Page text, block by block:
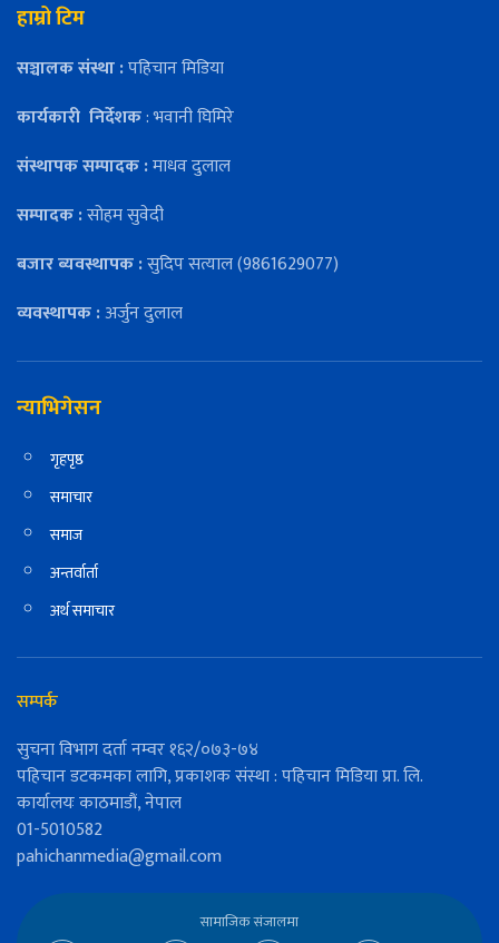
हाम्रो टिम
सञ्चालक संस्था :पहिचान मिडिया
कार्यकारी निर्देशक: भवानी घिमिरे
संस्थापक सम्पादक :माधव दुलाल
सम्पादक :सोहम सुवेदी
बजार ब्यवस्थापक :सुदिप सत्याल (9861629077)
व्यवस्थापक :अर्जुन दुलाल
न्याभिगेसन
गृहपृष्ठ
समाचार
समाज
अन्तर्वार्ता
अर्थ समाचार
सम्पर्क
सुचना विभाग दर्ता नम्वर १६२/०७३-७४
पहिचान डटकमका लागि, प्रकाशक संस्था : पहिचान मिडिया प्रा. लि.
कार्यालयः काठमाडौं, नेपाल
01-5010582
pahichanmedia@gmail.com
सामाजिक संजालमा